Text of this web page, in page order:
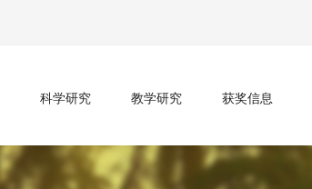
科学研究 教学研究 获奖信息